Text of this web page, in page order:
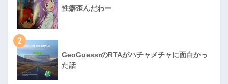
性癖歪んだわー
2
GeoGuessrのRTAがハチャメチャに面白かっ
た話